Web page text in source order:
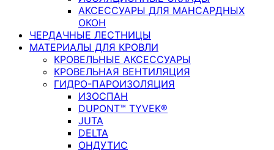
АКСЕССУАРЫ ДЛЯ МАНСАРДНЫХ
ОКОН
ЧЕРДАЧНЫЕ ЛЕСТНИЦЫ
МАТЕРИАЛЫ ДЛЯ КРОВЛИ
КРОВЕЛЬНЫЕ АКСЕССУАРЫ
КРОВЕЛЬНАЯ ВЕНТИЛЯЦИЯ
ГИДРО-ПАРОИЗОЛЯЦИЯ
ИЗОСПАН
DUPONT™ TYVEK®
JUTA
DELTA
ОНДУТИС